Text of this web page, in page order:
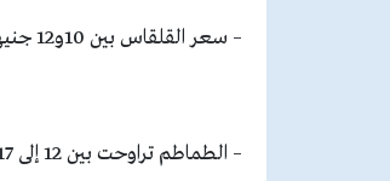
– سعر القلقاس بين 10و12 جنيهات.
– الطماطم تراوحت بين 12 إلى 17 جنيه.